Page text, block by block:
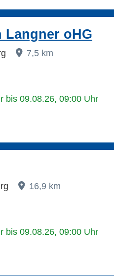
oHG
7,5 km
bis 09.08.26, 09:00 Uhr
16,9 km
bis 09.08.26, 09:00 Uhr